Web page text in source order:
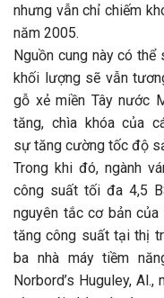
nhưng vẫn chỉ chiếm
năm 2005.
Nguồn cung này có
khối lượng sẽ vẫn
gỗ xẻ miền Tây nước
tăng, chìa khóa của
sự tăng cường tốc độ
Trong khi đó, ngành
công suất tối đa 4,5
nguyên tắc cơ bản
tăng công suất tại thị
ba nhà máy tiềm
Norbord’s Huguley,